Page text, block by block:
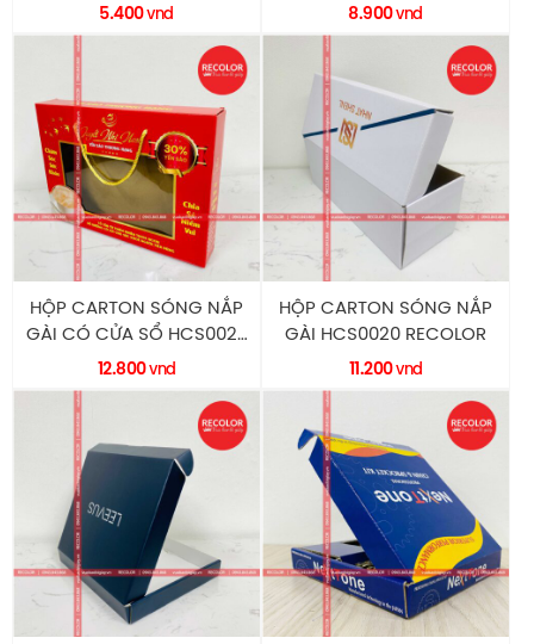
5.400vnd 8.900vnd
HỘP CARTON SÓNG NẮP
GÀI CÓ CỬA SỔ HCS0022
RECOLOR
12.800vnd
HỘP CARTON SÓNG NẮP
GÀI HCS0020 RECOLOR
11.200vnd